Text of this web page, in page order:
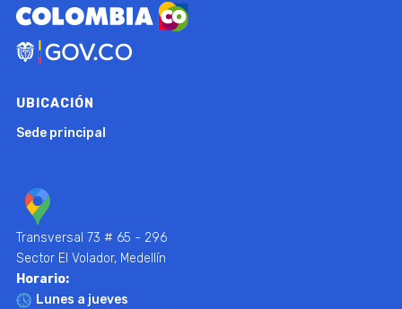
UBICACIÓN
Sede principal
Transversal 73 # 65 - 296
Sector El Volador, Medellín
Horario:
Lunes a jueves